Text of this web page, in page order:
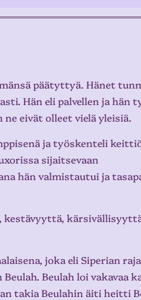
päätyttyä. Hänet
Hän eli palvellen ja
eivät olleet vielä yleisiä.
ja työskenteli
sijaitsevaan
hän valmistautui ja
kestävyyttä,
joka eli Siperian
Beulah loi vakavaa
takia Beulahin äiti heitti